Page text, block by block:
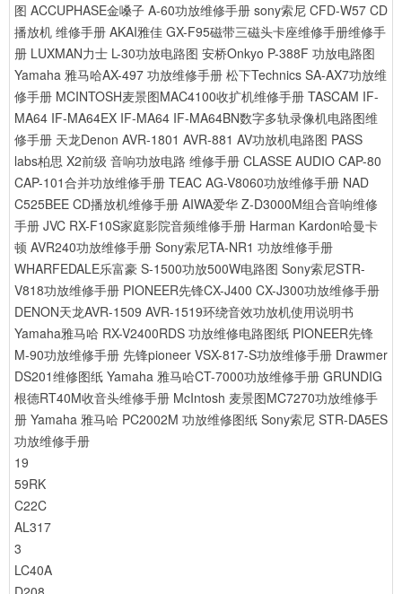
图 ACCUPHASE金嗓子 A-60功放维修手册 sony索尼 CFD-W57 CD
播放机 维修手册 AKAI雅佳 GX-F95磁带三磁头卡座维修手册维修手
册 LUXMAN力士 L-30功放电路图 安桥Onkyo P-388F 功放电路图
Yamaha 雅马哈AX-497 功放维修手册 松下Technics SA-AX7功放维
修手册 MCINTOSH麦景图MAC4100收扩机维修手册 TASCAM IF-
MA64 IF-MA64EX IF-MA64 IF-MA64BN数字多轨录像机电路图维
修手册 天龙Denon AVR-1801 AVR-881 AV功放机电路图 PASS
labs柏思 X2前级 音响功放电路 维修手册 CLASSE AUDIO CAP-80
CAP-101合并功放维修手册 TEAC AG-V8060功放维修手册 NAD
C525BEE CD播放机维修手册 AIWA爱华 Z-D3000M组合音响维修
手册 JVC RX-F10S家庭影院音频维修手册 Harman Kardon哈曼卡
顿 AVR240功放维修手册 Sony索尼TA-NR1 功放维修手册
WHARFEDALE乐富豪 S-1500功放500W电路图 Sony索尼STR-
V818功放维修手册 PIONEER先锋CX-J400 CX-J300功放维修手册
DENON天龙AVR-1509 AVR-1519环绕音效功放机使用说明书
Yamaha雅马哈 RX-V2400RDS 功放维修电路图纸 PIONEER先锋
M-90功放维修手册 先锋pioneer VSX-817-S功放维修手册 Drawmer
DS201维修图纸 Yamaha 雅马哈CT-7000功放维修手册 GRUNDIG
根德RT40M收音头维修手册 McIntosh 麦景图MC7270功放维修手
册 Yamaha 雅马哈 PC2002M 功放维修图纸 Sony索尼 STR-DA5ES
功放维修手册
19
59RK
C22C
AL317
3
LC40A